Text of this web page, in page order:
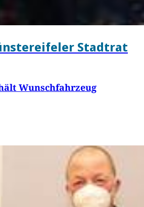
Stadtrat
Wunschfahrzeug